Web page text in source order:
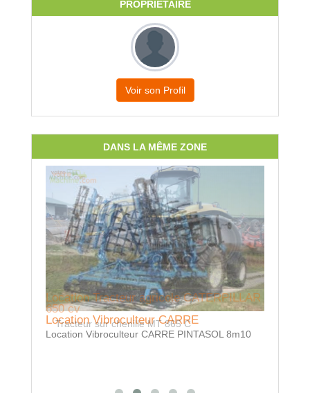
PROPRIÉTAIRE
Voir son Profil
DANS LA MÊME ZONE
Location Tracteur agricole CATERPILLAR
650 cv
Tracteur sur chenille MT 865 C
Location Vibroculteur CARRE
Location Vibroculteur CARRE PINTASOL 8m10